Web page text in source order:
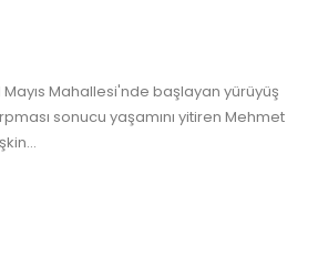
Mayıs Mahallesi'nde başlayan yürüyüş
sonucu yaşamını yitiren Mehmet
…